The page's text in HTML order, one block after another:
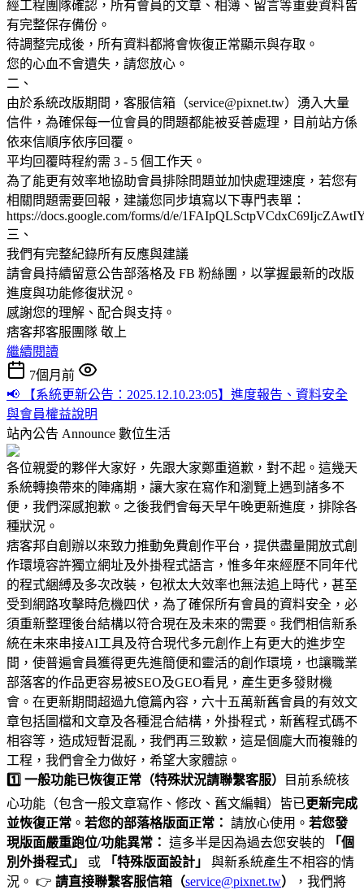
經工程團隊確認，所有會員的文章、相簿、留言等重要資料皆
有完整保存備份。
待調整完成後，所有資料都將會恢復正常顯示與存取。
您的心血不會遺失，請您放心。
二、
由於系統改版期間，客服信箱（service@pixnet.tw）湧入大量
信件，為確保每一位會員的問題都能被妥善處理，目前站方係
依來信順序依序回覆。
平均回覆時程約需 3 - 5 個工作天。
為了能更有效率地協助會員排除問題並加快處理速度，若您有
相關問題需要回報，建議您同步填寫以下專門表單：
https://docs.google.com/forms/d/e/
三、
我們有完整紀錄所有反應與建議
請會員持續留意公告部落格及 FB 粉絲團，以掌握最新的改版
進度與功能修復狀況。
感謝您的理解、配合與支持。
痞客邦客服團隊 敬上
繼續閱讀
7個月前
📢 【系統更新公告：2025.12.10.23:05】進度報告、資料安全
與會員權益說明
站內公告 Announce 數位生活
各位親愛的夥伴大家好，先跟大家鄭重道歉，對不起。這幾天
系統轉換帶來的陣痛期，讓大家在寫作和瀏覽上遇到諸多不
便，我們深感抱歉。之後我們會每天早午晚更新進度，排除各
種狀況。
痞客邦自創辦以來致力推動免費創作平台，提供盡量開放式創
作環境容許獨立網址及外掛程式語言，惟多年來經歷不同年代
的程式綑縛及多次改裝，包袱太大效率也無法追上時代，甚至
受到網路攻擊時危機四伏，為了確保所有會員的資料安全，必
須重新整理後台結構以符合現在及未來的需要。我們相信新系
統在未來串接AI工具及符合現代多元創作上有更大的進步空
間，使普遍會員獲得更先進簡便和靈活的創作環境，也讓職業
部落客的作品更容易被SEO及GEO看見，產生更多發財機
會。在更新期間超過九億篇內容，六十五萬新舊會員的有效文
章包括圖檔和文章及各種混合結構，外掛程式，新舊程式碼不
相容等，造成短暫混亂，我們再三致歉，這是個龐大而複雜的
工程，我們會全力做好，希望大家體諒。
1️⃣ 一般功能已恢復正常（特殊狀況請聯繫客服）
目前系統核
心功能（包含一般文章寫作、修改、舊文編輯）皆已更新完成
並恢復正常 。 若您的部落格版面正常： 請放心使用。 若您發
現版面嚴重跑位/功能異常： 這多半是因為過去您安裝的
「個
別外掛程式」
或 「特殊版面設計」
與新系統產生不相容的情
況。 👉 請直接聯繫客服信箱（service@pixnet.tw）
，我們將